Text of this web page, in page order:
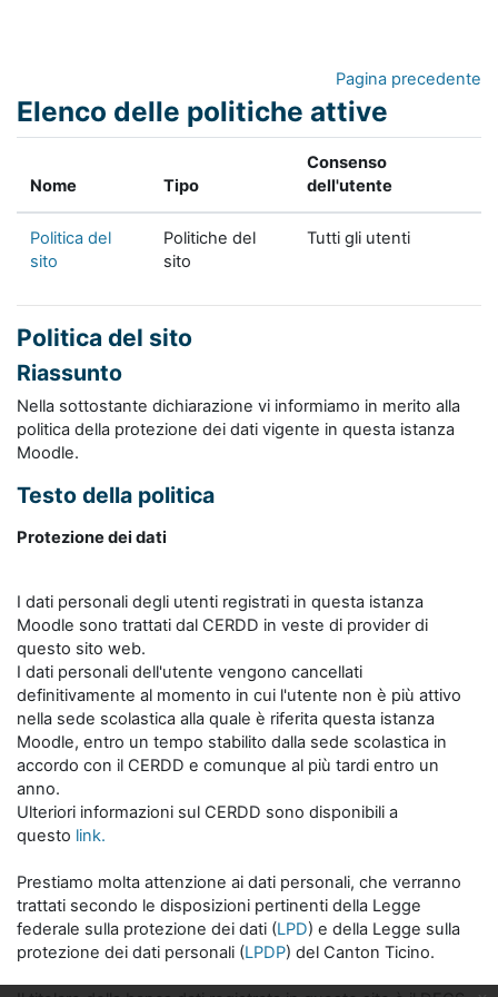
Pagina precedente
Elenco delle politiche attive
Nome Tipo
Consenso
dell'utente
Politica del
sito
Politiche del
sito
Tutti gli utenti
Politica del sito
Riassunto
Nella sottostante dichiarazione vi informiamo in merito alla
politica della protezione dei dati vigente in questa istanza
Moodle.
Testo della politica
Protezione dei dati
I dati personali degli utenti registrati in questa istanza
Moodle sono trattati dal CERDD in veste di provider di
questo sito web.
I dati personali dell'utente vengono cancellati
definitivamente al momento in cui l'utente non è più attivo
nella sede scolastica alla quale è riferita questa istanza
Moodle, entro un tempo stabilito dalla sede scolastica in
accordo con il CERDD e comunque al più tardi entro un
anno.
Ulteriori informazioni sul CERDD sono disponibili a
questo link.
Prestiamo molta attenzione ai dati personali, che verranno
trattati secondo le disposizioni pertinenti della Legge
federale sulla protezione dei dati (LPD) e della Legge sulla
protezione dei dati personali (LPDP) del Canton Ticino.